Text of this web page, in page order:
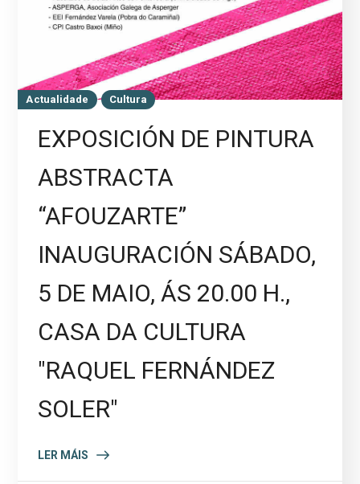
Actualidade Cultura
EXPOSICIÓN DE PINTURA
ABSTRACTA
“AFOUZARTE”
INAUGURACIÓN SÁBADO,
5 DE MAIO, ÁS 20.00 H.,
CASA DA CULTURA
"RAQUEL FERNÁNDEZ
SOLER"
LER MÁIS